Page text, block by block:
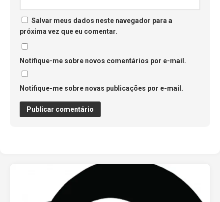
Salvar meus dados neste navegador para a
próxima vez que eu comentar.
Notifique-me sobre novos comentários por e-mail.
Notifique-me sobre novas publicações por e-mail.